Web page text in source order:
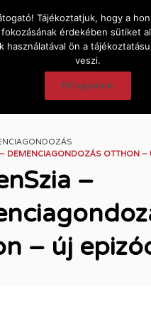
DEMENCIAGONDOZÁS OTTHON –
–
– új
Tájékoztatjuk, hogy a
érdekében sütiket
használatával ön a
veszi.
Elfogadom